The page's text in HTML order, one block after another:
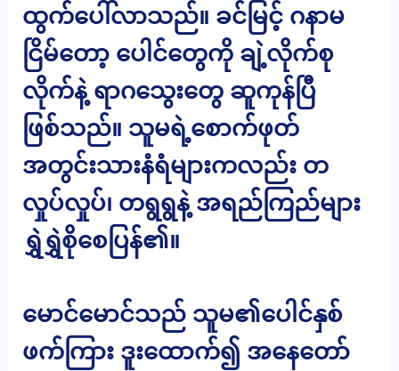
ထွက်ပေါ်လာသည်။ ခင်မြင့် ဂနာမ
ငြိမ်တော့ ပေါင်တွေကို ချဲ့လိုက်စု
လိုက်နဲ့ ရာဂသွေးတွေ ဆူကုန်ပြီ
ဖြစ်သည်။ သူမရဲ့စောက်ဖုတ်
အတွင်းသားနံရံများကလည်း တ
လှုပ်လှုပ်၊ တရွရွနဲ့ အရည်ကြည်များ
ရွှဲရွှဲစိုစေပြန်၏။
မောင်မောင်သည် သူမ၏ပေါင်နှစ်
ဖက်ကြား ဒူးထောက်၍ အနေတော်